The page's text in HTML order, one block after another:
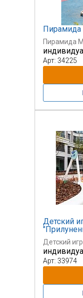
Пирамида
Арт: 34225
Детский
Детский
Арт: 33974